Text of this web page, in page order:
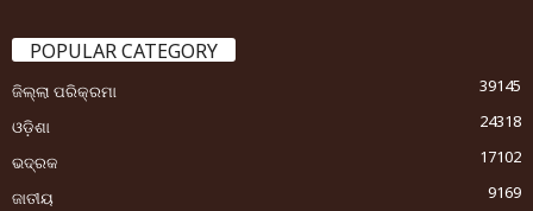
POPULAR CATEGORY
ଜିଲ୍ଲା ପରିକ୍ରମା
39145
ଓଡ଼ିଶା
24318
ଭଦ୍ରକ
17102
ଜାତୀୟ
9169